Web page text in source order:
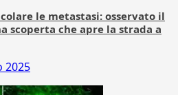
le metastasi: osservato il
scoperta che apre la strada a
2025